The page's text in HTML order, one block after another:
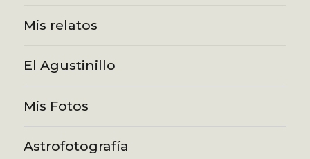
Mis relatos
El Agustinillo
Mis Fotos
Astrofotografía